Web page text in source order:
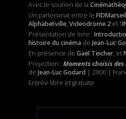
Avec le soutien de la
Un partenariat entre le
Alphabetville, Videodrome 2 et l’
Présentation de livre :
histoire du cinéma de Jean-Luc
En présence de Gaël Teicher, et
Projection : Moments choisis
de Jean-Luc Godard | 2000 |
Entrée libre et gratuite